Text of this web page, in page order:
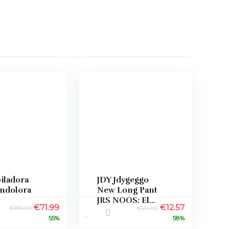
–
€159.99 El
precio
€71.99El
precio
55%
JDY Jdygeggo
New Long Pant
JRS NOOS: El
culotte ancho
€29.99 El
precio
€12.57El
precio
58%